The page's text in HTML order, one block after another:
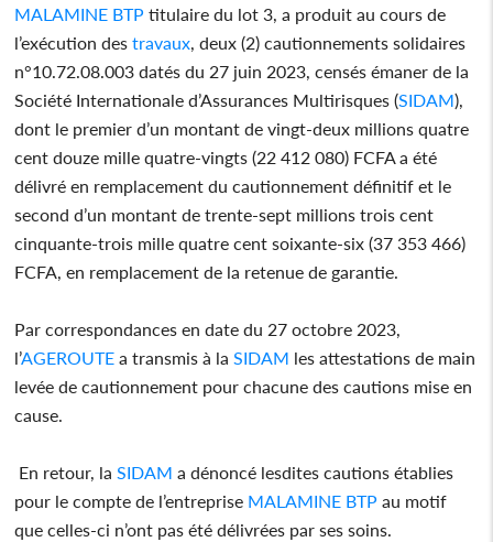
MALAMINE BTP titulaire du lot 3, a produit au cours de
l’exécution destravaux , deux (2) cautionnements solidaires
n°10.72.08.003 datés du 27 juin 2023, censés émaner de la
Société Internationale d’Assurances Multirisques (SIDAM),
dont le premier d’un montant de vingt-deux millions quatre
cent douze mille quatre-vingts (22 412 080) FCFA a été
délivré en remplacement du cautionnement définitif et le
second d’un montant de trente-sept millions trois cent
cinquante-trois mille quatre cent soixante-six (37 353 466)
FCFA, en remplacement de la retenue de garantie.
Par correspondances en date du 27 octobre 2023,
l’AGEROUTE a transmis à la SIDAM les attestations de main
levée de cautionnement pour chacune des cautions mise en
cause.
En retour, la SIDAM a dénoncé lesdites cautions établies
pour le compte de l’entreprise MALAMINE BTP au motif
que celles-ci n’ont pas été délivrées par ses soins.